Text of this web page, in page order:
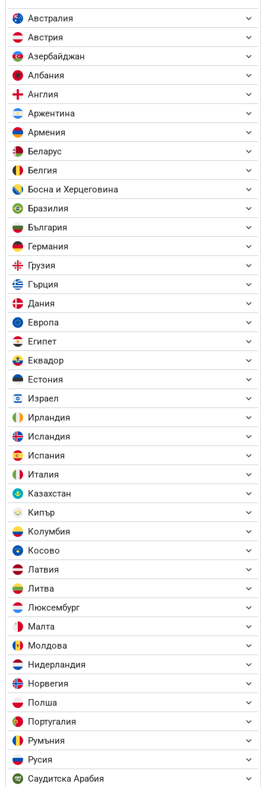
Австралия
Австрия
Азербайджан
Албания
Англия
Аржентина
Армения
Беларус
Белгия
Босна и Херцеговина
Бразилия
България
Германия
Грузия
Гърция
Дания
Европа
Египет
Еквадор
Естония
Израел
Ирландия
Исландия
Испания
Италия
Казахстан
Кипър
Колумбия
Косово
Латвия
Литва
Люксембург
Малта
Молдова
Нидерландия
Норвегия
Полша
Португалия
Румъния
Русия
Саудитска Арабия